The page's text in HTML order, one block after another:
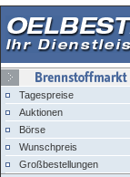
-- Brennstoffmarkt --
Tagespreise
Auktionen
Börse
Wunschpreis
Großbestellungen